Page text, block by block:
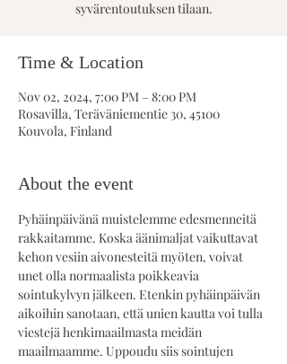
syvärentoutuksen tilaan.
Time & Location
Nov 02, 2024, 7:00 PM – 8:00 PM
Rosavilla, Teräväniementie 30, 45100
Kouvola, Finland
About the event
Pyhäinpäivänä muistelemme edesmenneitä
rakkaitamme. Koska äänimaljat vaikuttavat
kehon vesiin aivonesteitä myöten, voivat
unet olla normaalista poikkeavia
sointukylvyn jälkeen. Etenkin pyhäinpäivän
aikoihin sanotaan, että unien kautta voi tulla
viestejä henkimaailmasta meidän
maailmaamme. Uppoudu siis sointujen